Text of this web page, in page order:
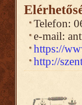
Telefon:
e-mail:
https://
http://